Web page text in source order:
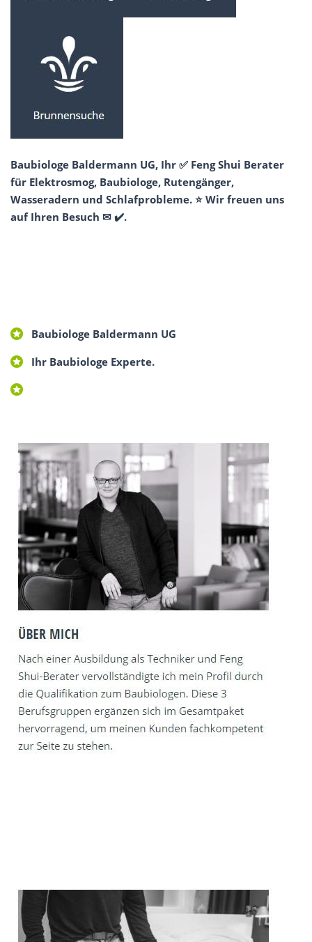
Baubiologe Baldermann UG, Ihr ✅ Feng Shui Berater
für Elektrosmog, Baubiologe, Rutengänger,
Wasseradern und Schlafprobleme. ⭐ Wir freuen uns
auf Ihren Besuch ✉ ✔️.
Baubiologe Baldermann UG
Ihr Baubiologe Experte.